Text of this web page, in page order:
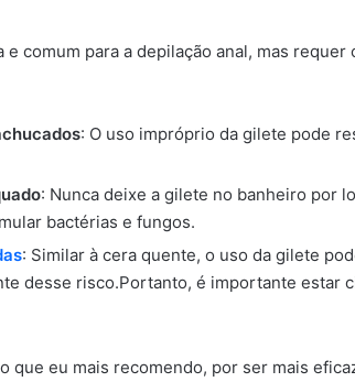
e comum para a depilação anal, mas
: O uso impróprio da gilete pode
: Nunca deixe a gilete no banheiro por
bactérias e fungos.
: Similar à cera quente, o uso da gilete
desse risco.Portanto, é importante estar
que eu mais recomendo, por ser mais